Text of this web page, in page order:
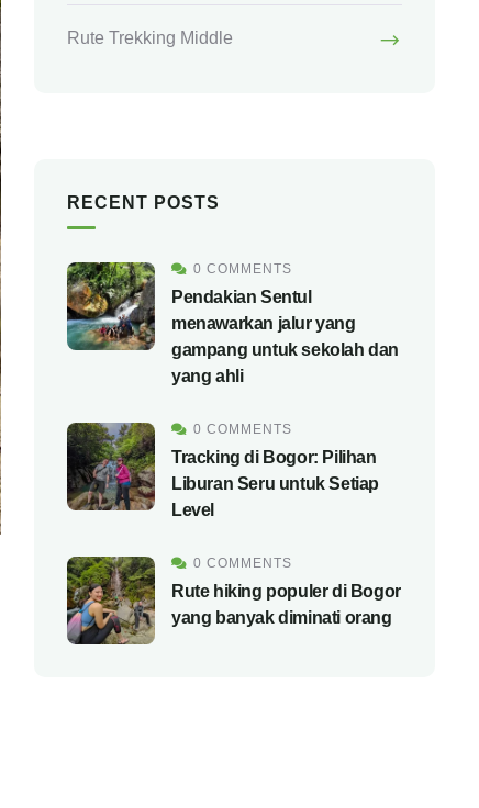
Rute Trekking Middle
RECENT POSTS
0 COMMENTS
Pendakian Sentul
menawarkan jalur yang
gampang untuk sekolah dan
yang ahli
0 COMMENTS
Tracking di Bogor: Pilihan
Liburan Seru untuk Setiap
Level
0 COMMENTS
Rute hiking populer di Bogor
yang banyak diminati orang